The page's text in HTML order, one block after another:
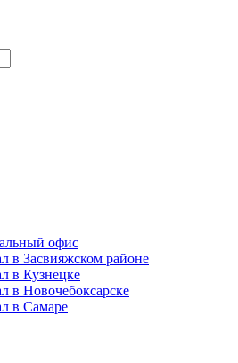
офис
в Засвияжском районе
в Кузнецке
в Новочебоксарске
в Самаре